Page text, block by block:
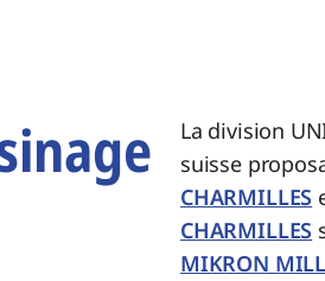
La division
suisse
CHARMILLES
CHARMILLES
MIKRON MILL